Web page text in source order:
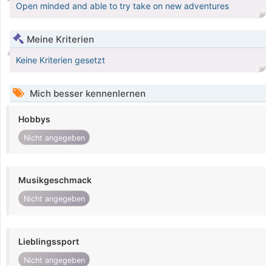
Open minded and able to try take on new adventures
Meine Kriterien
Keine Kriterien gesetzt
Mich besser kennenlernen
Hobbys
Nicht angegeben
Musikgeschmack
Nicht angegeben
Lieblingssport
Nicht angegeben